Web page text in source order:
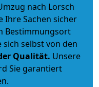
nach Lorsch
Ihre Sachen sicher
Bestimmungsort
selbst von den
Qualität. Unsere
Sie garantiert